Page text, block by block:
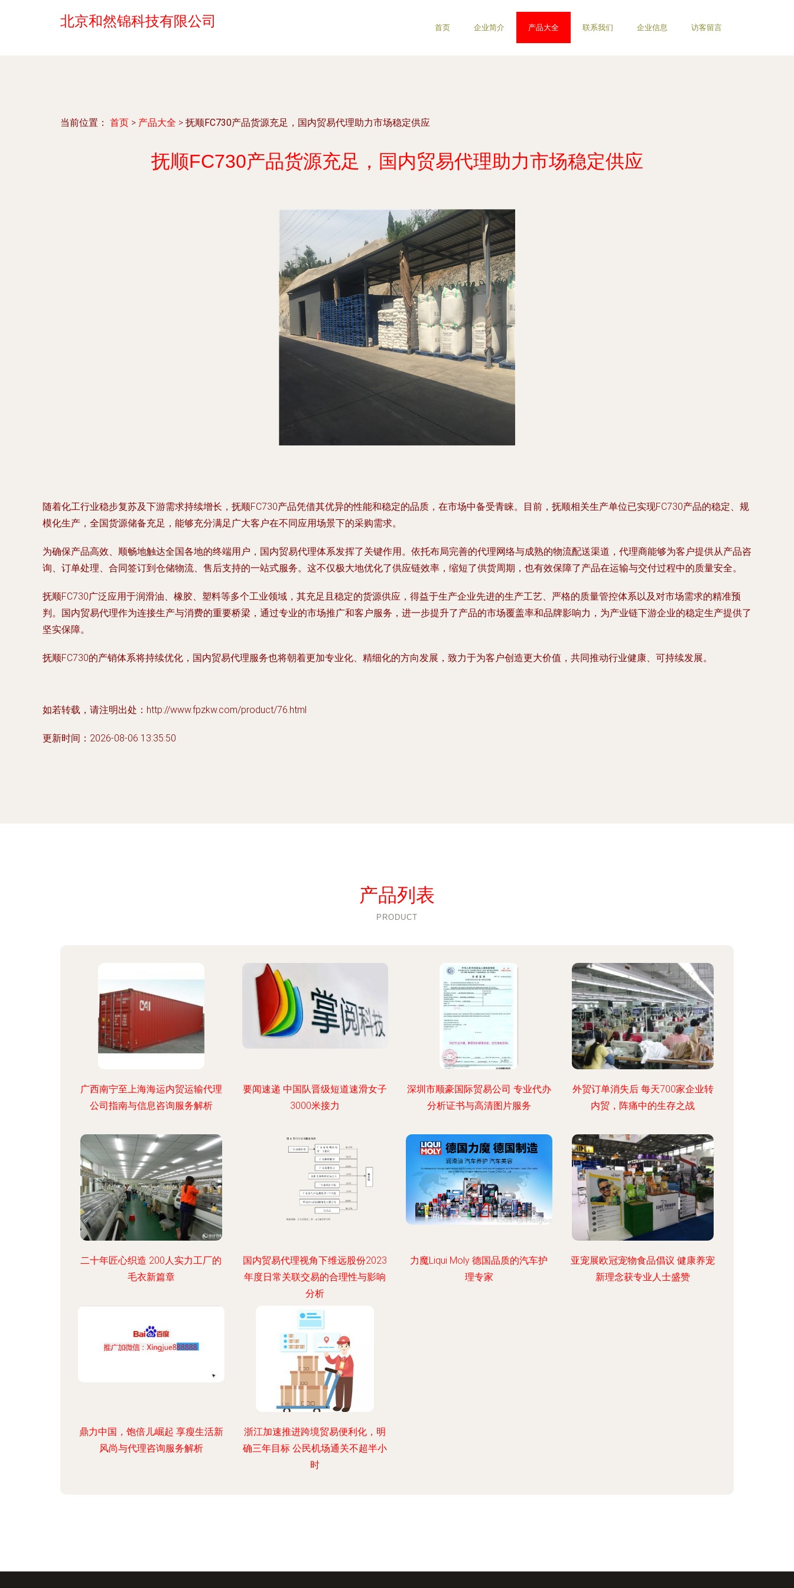
北京和然锦科技有限公司 首页 企业简介 产品大全 联系我们 企业信息 访客留言
当前位置： 首页 > 产品大全 > 抚顺FC730产品货源充足，国内贸易代理助力市场稳定供应
抚顺FC730产品货源充足，国内贸易代理助力市场稳定供应
随着化工行业稳步复苏及下游需求持续增长，抚顺FC730产品凭借其优异的性能和稳定的品质，在市场中备受青睐。目前，抚顺相关生产单位已实现FC730产品的稳定、规
模化生产，全国货源储备充足，能够充分满足广大客户在不同应用场景下的采购需求。
为确保产品高效、顺畅地触达全国各地的终端用户，国内贸易代理体系发挥了关键作用。依托布局完善的代理网络与成熟的物流配送渠道，代理商能够为客户提供从产品咨
询、订单处理、合同签订到仓储物流、售后支持的一站式服务。这不仅极大地优化了供应链效率，缩短了供货周期，也有效保障了产品在运输与交付过程中的质量安全。
抚顺FC730广泛应用于润滑油、橡胶、塑料等多个工业领域，其充足且稳定的货源供应，得益于生产企业先进的生产工艺、严格的质量管控体系以及对市场需求的精准预
判。国内贸易代理作为连接生产与消费的重要桥梁，通过专业的市场推广和客户服务，进一步提升了产品的市场覆盖率和品牌影响力，为产业链下游企业的稳定生产提供了
坚实保障。
抚顺FC730的产销体系将持续优化，国内贸易代理服务也将朝着更加专业化、精细化的方向发展，致力于为客户创造更大价值，共同推动行业健康、可持续发展。
如若转载，请注明出处：http://www.fpzkw.com/product/76.html
更新时间：2026-08-06 13:35:50
产品列表
PRODUCT
广西南宁至上海海运内贸运输代理
公司指南与信息咨询服务解析
要闻速递 中国队晋级短道速滑女子
3000米接力
深圳市顺豪国际贸易公司 专业代办
分析证书与高清图片服务
外贸订单消失后 每天700家企业转
内贸，阵痛中的生存之战
二十年匠心织造 200人实力工厂的
毛衣新篇章
国内贸易代理视角下维远股份2023
年度日常关联交易的合理性与影响
分析
力魔Liqui Moly 德国品质的汽车护
理专家
亚宠展欧冠宠物食品倡议 健康养宠
新理念获专业人士盛赞
鼎力中国，饱倍儿崛起 享瘦生活新
风尚与代理咨询服务解析
浙江加速推进跨境贸易便利化，明
确三年目标 公民机场通关不超半小
时